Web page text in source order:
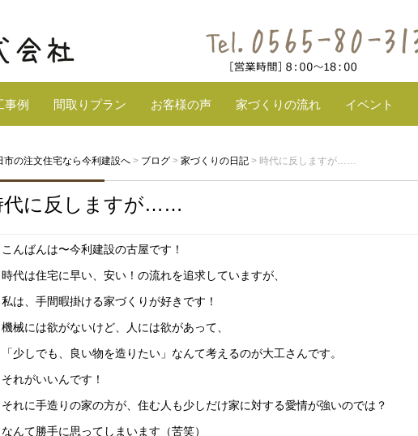
事例 間取りプラン お客様の声 家づくりの流れ イベント
市の注文住宅なら今利建設へ > ブログ > 家づくりの日記 > 時代に反しますが……
代に反しますが……
こんばんは〜今利建設の古屋です！
時代は住宅に早い、安い！の流れを追求していますが、
私は、手間暇掛ける家づくりが好きです！
機械には欲がないけど、人には欲があって、
「少しでも、良い物を造りたい」なんて考えるのが大工さんです。
それがいいんです！
それに手造りの家の方が、住む人も少しだけ家に対する愛情が強いのでは？
なんて勝手に思ってしまいます（苦笑）